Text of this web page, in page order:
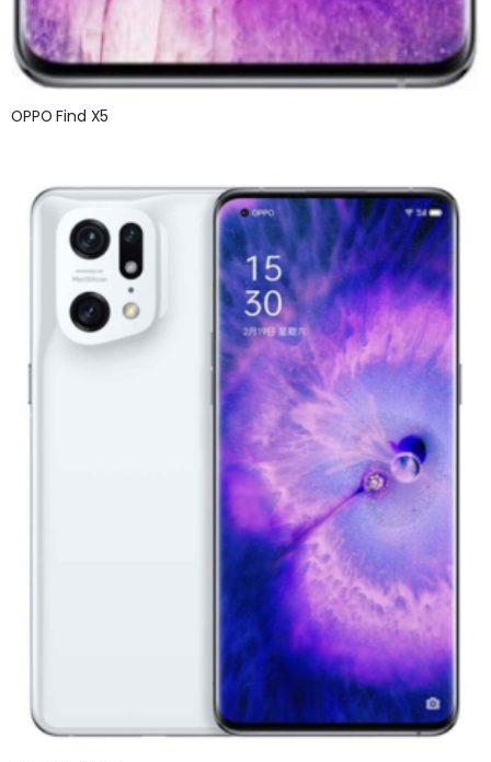
OPPO Find X5